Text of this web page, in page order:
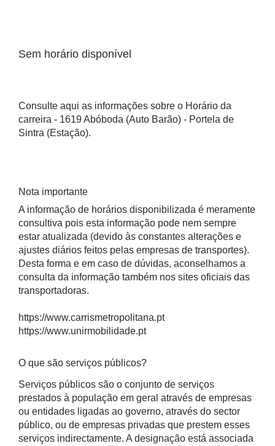
Sem horário disponível
Consulte aqui as informações sobre o Horário da
carreira - 1619 Abóboda (Auto Barão) - Portela de
Sintra (Estação).
Nota importante
A informação de horários disponibilizada é meramente
consultiva pois esta informação pode nem sempre
estar atualizada (devido às constantes alterações e
ajustes diários feitos pelas empresas de transportes).
Desta forma e em caso de dúvidas, aconselhamos a
consulta da informação também nos sites oficiais das
transportadoras.
https://www.carrismetropolitana.pt
https://www.unirmobilidade.pt
O que são serviços públicos?
Serviços públicos são o conjunto de serviços
prestados à população em geral através de empresas
ou entidades ligadas ao governo, através do sector
público, ou de empresas privadas que prestem esses
serviços indirectamente. A designação está associada